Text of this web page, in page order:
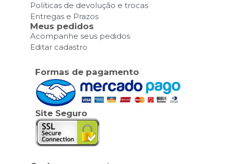
Políticas de devolução e trocas
Entregas e Prazos
Meus pedidos
Acompanhe seus pedidos
Editar cadastro
Formas de pagamento
Site Seguro